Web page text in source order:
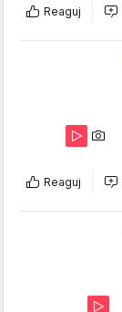
Reaguj
Reaguj